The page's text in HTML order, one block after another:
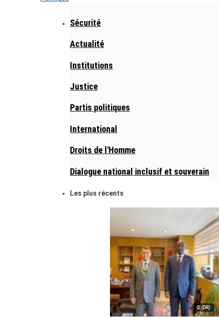
Sécurité
Actualité
Institutions
Justice
Partis politiques
International
Droits de l'Homme
Dialogue national inclusif et souverain
Les plus récents
© (DR)